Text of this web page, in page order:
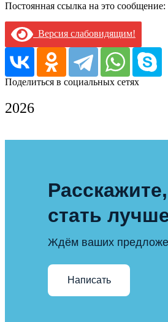
Постоянная ссылка на это сообщение:
Версия слабовидящим!
Поделиться в социальных сетях
2026
стать
Ждём ваших
Написать